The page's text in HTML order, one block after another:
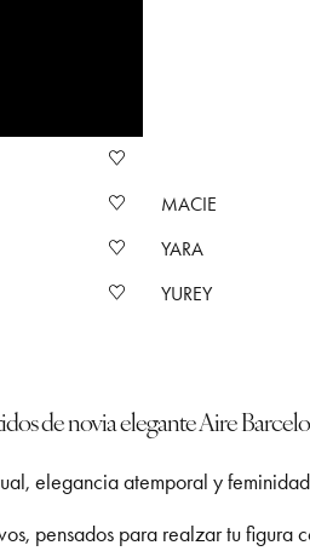
MACIE
YARA
YUREY
de novia elegante Aire
elegancia atemporal y
pensados para realzar tu